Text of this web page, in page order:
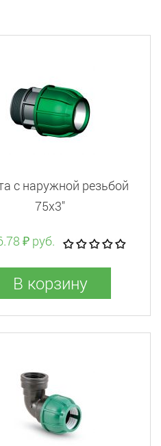
с наружной резьбой
75x3"
₽ руб.
В корзину